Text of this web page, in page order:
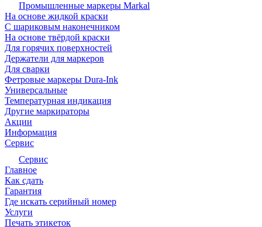
Промышленные маркеры Markal
На основе жидкой краски
С шариковым наконечником
На основе твёрдой краски
Для горячих поверхностей
Держатели для маркеров
Для сварки
Фетровые маркеры Dura-Ink
Универсальные
Температурная индикация
Другие маркираторы
Акции
Информация
Сервис
Сервис
Главное
Как сдать
Гарантия
Где искать серийный номер
Услуги
Печать этикеток